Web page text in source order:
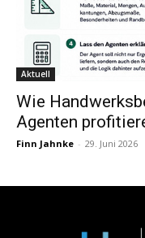
Aktuell
Wie
Agenten
Finn Jahnke - 29. Juni 2026